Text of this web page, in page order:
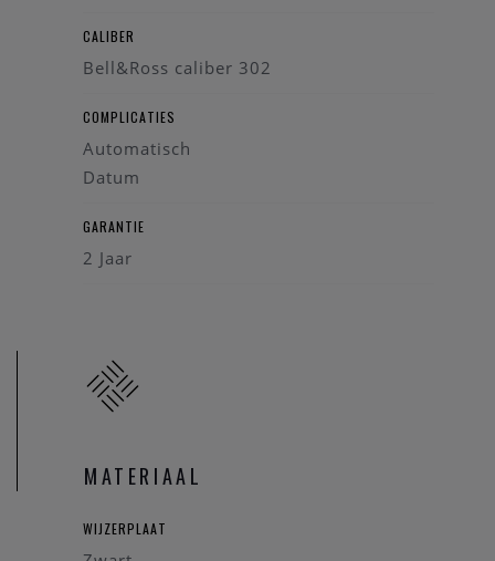
CALIBER
Bell&Ross caliber 302
COMPLICATIES
Automatisch
Datum
GARANTIE
2 Jaar
MATERIAAL
WIJZERPLAAT